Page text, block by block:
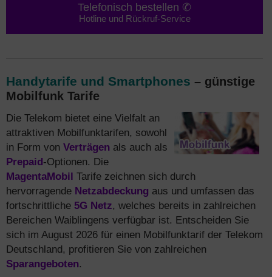
Telefonisch bestellen ✆
Hotline und Rückruf-Service
Handytarife und Smartphones – günstige
Mobilfunk Tarife
Die Telekom bietet eine Vielfalt an
attraktiven Mobilfunktarifen, sowohl
in Form von Verträgen als auch als
Prepaid-Optionen. Die
MagentaMobil Tarife zeichnen sich durch
hervorragende Netzabdeckung aus und umfassen das
fortschrittliche 5G Netz, welches bereits in zahlreichen
Bereichen Waiblingens verfügbar ist. Entscheiden Sie
sich im August 2026 für einen Mobilfunktarif der Telekom
Deutschland, profitieren Sie von zahlreichen
Sparangeboten.